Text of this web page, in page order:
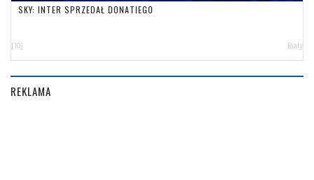
SKY: INTER SPRZEDAŁ DONATIEGO
[10] Biały
REKLAMA